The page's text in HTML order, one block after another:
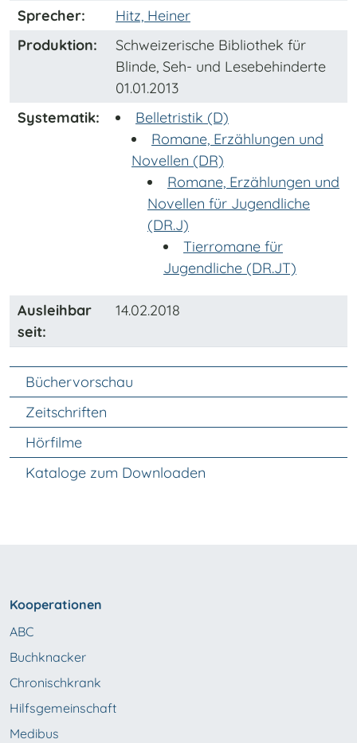
Sprecher:
Hitz, Heiner
Produktion:
Schweizerische Bibliothek für
Blinde, Seh- und Lesebehinderte
01.01.2013
Systematik:
Belletristik (D)
Romane, Erzählungen und
Novellen (DR)
Romane, Erzählungen und
Novellen für Jugendliche
(DR.J)
Tierromane für
Jugendliche (DR.JT)
Ausleihbar
seit:
14.02.2018
Unter Navigation
Büchervorschau
Zeitschriften
Hörfilme
Kataloge zum Downloaden
Kooperationen
ABC
Buchknacker
Chronischkrank
Hilfsgemeinschaft
Medibus